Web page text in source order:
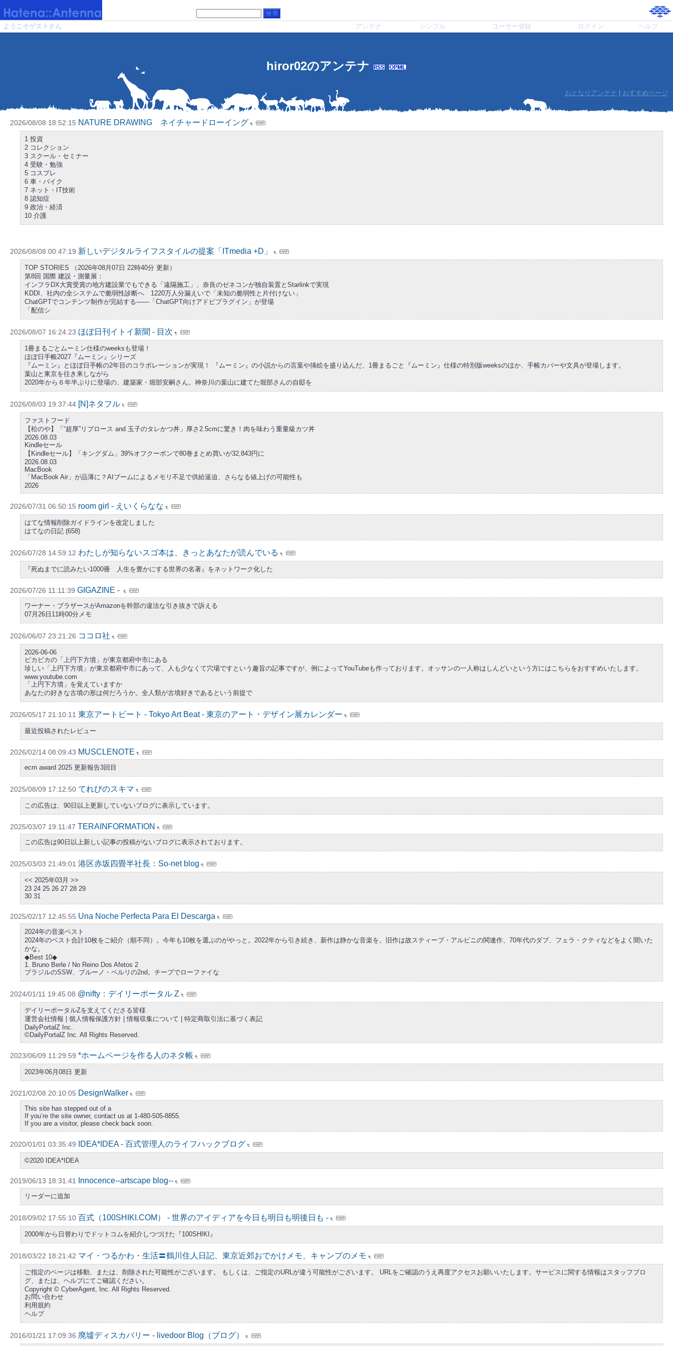
ようこそゲストさん アンテナ シンプル ユーザー登録 ログイン ヘルプ
hiror02のアンテナ
おとなりアンテナ おすすめページ
2026/08/08 18:52:15 NATURE DRAWING ネイチャードローイング
1 投資
2 コレクション
3 スクール・セミナー
4 受験・勉強
5 コスプレ
6 車・バイク
7 ネット・IT技術
8 認知症
9 政治・経済
10 介護
2026/08/08 00:47:19 新しいデジタルライフスタイルの提案「ITmedia +D」
TOP STORIES （2026年08月07日 22時40分 更新）
第8回 国際 建設・測量展：
インフラDX大賞受賞の地方建設業でもできる「遠隔施工」、奈良のゼネコンが独自装置とStarlinkで実現
KDDI、社内の全システムで脆弱性診断へ 1220万人分漏えいで「未知の脆弱性と片付けない」
ChatGPTでコンテンツ制作が完結する――「ChatGPT向けアドビプラグイン」が登場
「配信シ
2026/08/07 16:24:23 ほぼ日刊イトイ新聞 - 目次
1冊まるごとムーミン仕様のweeksも登場！
ほぼ日手帳2027『ムーミン』シリーズ
『ムーミン』とほぼ日手帳の2年目のコラボレーションが実現！ 『ムーミン』の小説からの言葉や挿絵を盛り込んだ、1冊まるごと『ムーミン』仕様の特別版weeksのほか、手帳カバーや文具が登場します。
葉山と東京を往き来しながら
2020年から６年半ぶりに登場の、建築家・堀部安嗣さん。神奈川の葉山に建てた堀部さんの自邸を
2026/08/03 19:37:44 [N]ネタフル
ファストフード
【松のや】「“超厚”リブロース and 玉子のタレかつ丼」厚さ2.5cmに驚き！肉を味わう重量級カツ丼
2026.08.03
Kindleセール
【Kindleセール】「キングダム」39%オフクーポンで80巻まとめ買いが32,843円に
2026.08.03
MacBook
「MacBook Air」が品薄に？AIブームによるメモリ不足で供給逼迫、さらなる値上げの可能性も
2026
2026/07/31 06:50:15 room girl - えいくらなな
はてな情報削除ガイドラインを改定しました
はてなの日記 (658)
2026/07/28 14:59:12 わたしが知らないスゴ本は、きっとあなたが読んでいる
『死ぬまでに読みたい1000冊 人生を豊かにする世界の名著』をネットワーク化した
2026/07/26 11:11:39 GIGAZINE -
ワーナー・ブラザースがAmazonを幹部の違法な引き抜きで訴える
07月26日11時00分メモ
2026/06/07 23:21:26 ココロ社
2026-06-06
ピカピカの「上円下方墳」が東京都府中市にある
珍しい「上円下方墳」が東京都府中市にあって、人も少なくて穴場ですという趣旨の記事ですが、例によってYouTubeも作っております。オッサンの一人称はしんどいという方にはこちらをおすすめいたします。
www.youtube.com
「上円下方墳」を覚えていますか
あなたの好きな古墳の形は何だろうか。全人類が古墳好きであるという前提で
2026/05/17 21:10:11 東京アートビート - Tokyo Art Beat - 東京のアート・デザイン展カレンダー
最近投稿されたレビュー
2026/02/14 08:09:43 MUSCLENOTE
ecrn award 2025 更新報告3回目
2025/08/09 17:12:50 てれびのスキマ
この広告は、90日以上更新していないブログに表示しています。
2025/03/07 19:11:47 TERAINFORMATION
この広告は90日以上新しい記事の投稿がないブログに表示されております。
2025/03/03 21:49:01 港区赤坂四畳半社長：So-net blog
<< 2025年03月 >>
23 24 25 26 27 28 29
30 31
2025/02/17 12:45:55 Una Noche Perfecta Para El Descarga
2024年の音楽ベスト
2024年のベスト合計10枚をご紹介（順不同）。今年も10枚を選ぶのがやっと。2022年から引き続き、新作は静かな音楽を。旧作は故スティーブ・アルビニの関連作、70年代のダブ、フェラ・クティなどをよく聞いた
かな。
◆Best 10◆
1. Bruno Berle / No Reino Dos Afetos 2
ブラジルのSSW、ブルーノ・ベルリの2nd。チープでローファイな
2024/01/11 19:45:08 @nifty：デイリーポータル Z
デイリーポータルZを支えてくださる皆様
運営会社情報 | 個人情報保護方針 | 情報収集について | 特定商取引法に基づく表記
DailyPortalZ Inc.
©DailyPortalZ Inc. All Rights Reserved.
2023/06/09 11:29:59 *ホームページを作る人のネタ帳
2023年06月08日 更新
2021/02/08 20:10:05 DesignWalker
This site has stepped out of a
If you’re the site owner, contact us at 1-480-505-8855.
If you are a visitor, please check back soon.
2020/01/01 03:35:49 IDEA*IDEA - 百式管理人のライフハックブログ
©2020 IDEA*IDEA
2019/06/13 18:31:41 Innocence--artscape blog--
リーダーに追加
2018/09/02 17:55:10 百式（100SHIKI.COM） - 世界のアイディアを今日も明日も明後日も -
2000年から日替わりでドットコムを紹介しつづけた『100SHIKI』
2018/03/22 18:21:42 マイ・つるかわ・生活〓鶴川住人日記、東京近郊おでかけメモ、キャンプのメモ
ご指定のページは移動、または、削除された可能性がございます。 もしくは、ご指定のURLが違う可能性がございます。 URLをご確認のうえ再度アクセスお願いいたします。サービスに関する情報はスタッフブロ
グ、または、ヘルプにてご確認ください。
Copyright © CyberAgent, Inc. All Rights Reserved.
お問い合わせ
利用規約
ヘルプ
2016/01/21 17:09:36 廃墟ディスカバリー - livedoor Blog（ブログ）